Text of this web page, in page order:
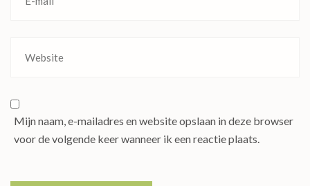
Mijn naam, e-mailadres en website opslaan in deze browser
voor de volgende keer wanneer ik een reactie plaats.